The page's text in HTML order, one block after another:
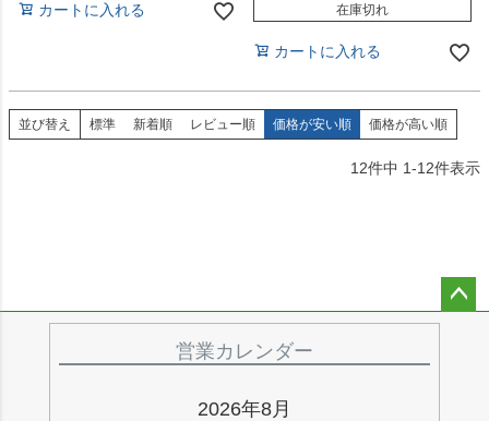
カートに入れる 在庫切れ
カートに入れる
並び替え 標準 新着順 レビュー順 価格が安い順 価格が高い順
12件中 1-12件表示
営業カレンダー
2026年8月